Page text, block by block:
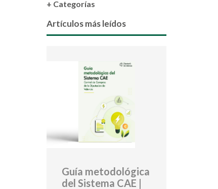
+ Categorías
Artículos más leídos
Guía metodológica
del Sistema CAE |